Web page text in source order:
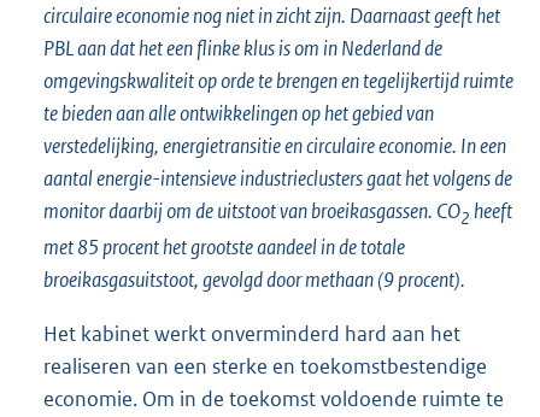
circulaire economie nog niet in zicht zijn. Daarnaast geeft het
PBL aan dat het een flinke klus is om in Nederland de
omgevingskwaliteit op orde te brengen en tegelijkertijd ruimte
te bieden aan alle ontwikkelingen op het gebied van
verstedelijking, energietransitie en circulaire economie. In een
aantal energie-intensieve industrieclusters gaat het volgens de
monitor daarbij om de uitstoot van broeikasgassen. CO2 heeft
met 85 procent het grootste aandeel in de totale
broeikasgasuitstoot, gevolgd door methaan (9 procent).
Het kabinet werkt onverminderd hard aan het
realiseren van een sterke en toekomstbestendige
economie. Om in de toekomst voldoende ruimte te